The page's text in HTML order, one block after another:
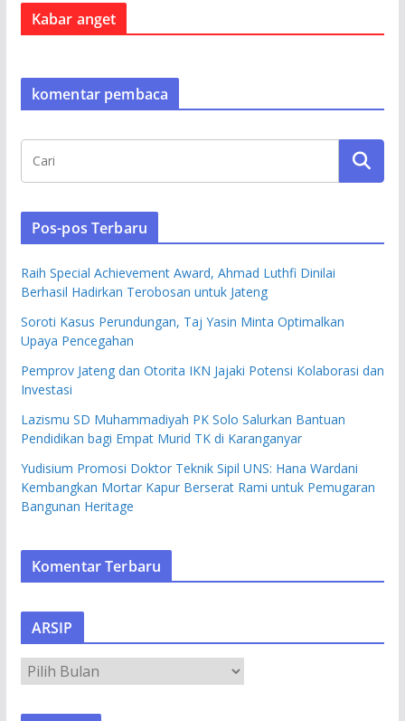
Kabar anget
komentar pembaca
Pos-pos Terbaru
Raih Special Achievement Award, Ahmad Luthfi Dinilai
Berhasil Hadirkan Terobosan untuk Jateng
Soroti Kasus Perundungan, Taj Yasin Minta Optimalkan
Upaya Pencegahan
Pemprov Jateng dan Otorita IKN Jajaki Potensi Kolaborasi dan
Investasi
Lazismu SD Muhammadiyah PK Solo Salurkan Bantuan
Pendidikan bagi Empat Murid TK di Karanganyar
Yudisium Promosi Doktor Teknik Sipil UNS: Hana Wardani
Kembangkan Mortar Kapur Berserat Rami untuk Pemugaran
Bangunan Heritage
Komentar Terbaru
ARSIP
S